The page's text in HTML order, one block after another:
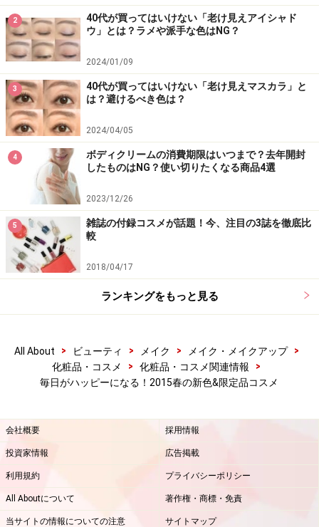
2
40代が買ってはいけない「老け見えアイシャド
ウ」とは？ラメや派手な色はNG？
2024/01/09
3
40代が買ってはいけない「老け見えマスカラ」と
は？避けるべき色は？
2024/04/05
4
ボディクリームの消費期限はいつまで？去年開封
したものはNG？使い切りたくなる商品4選
2023/12/26
5
雑誌の付録コスメが話題！今、注目の3誌を徹底比
較
2018/04/17
ランキングをもっと見る
All About > ビューティ > メイク > メイク・メイクアップ
>
化粧品・コスメ
> 化粧品・コスメ関連情報
>
毎日がハッピーになる！2015春の新色&限定品コスメ
会社概要 採用情報
投資家情報 広告掲載
利用規約 プライバシーポリシー
All Aboutについて 著作権・商標・免責
当サイトの情報についての注意 サイトマップ